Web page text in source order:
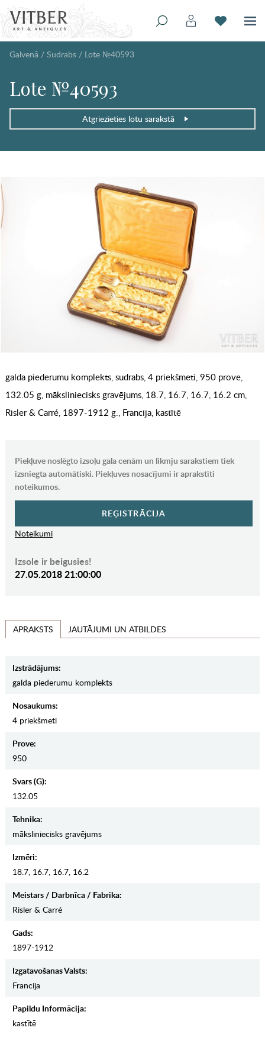
Galvenā / Sudrabs / Lote №40593
Lote №40593
Atgriezieties lotu sarakstā
galda piederumu komplekts, sudrabs, 4 priekšmeti, 950 prove,
132.05 g, māksliniecisks gravējums, 18.7, 16.7, 16.7, 16.2 cm,
Risler & Carré, 1897-1912 g., Francija, kastītē
Piekļuve noslēgto izsoļu gala cenām un likmju sarakstiem tiek
izsniegta automātiski. Piekļuves nosacījumi ir aprakstīti
noteikumos.
REĢISTRĀCIJA
Noteikumi
Izsole ir beigusies!
27.05.2018 21:00:00
APRAKSTS JAUTĀJUMI UN ATBILDES
Izstrādājums:
galda piederumu komplekts
Nosaukums:
4 priekšmeti
Prove:
950
Svars (g):
132.05
Tehnika:
māksliniecisks gravējums
Izmēri:
18.7, 16.7, 16.7, 16.2
Meistars / Darbnīca / Fabrika:
Risler & Carré
Gads:
1897-1912
Izgatavošanas Valsts:
Francija
Papildu Informācija:
kastītē